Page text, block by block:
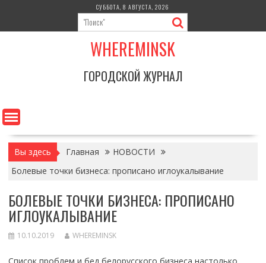
содержимому
СУББОТА, 8 АВГУСТА, 2026
WHEREMINSK
ГОРОДСКОЙ ЖУРНАЛ
Вы здесь Главная
НОВОСТИ
Болевые точки бизнеса: прописано иглоукалывание
БОЛЕВЫЕ ТОЧКИ БИЗНЕСА: ПРОПИСАНО
ИГЛОУКАЛЫВАНИЕ
10.10.2019 WHEREMINSK